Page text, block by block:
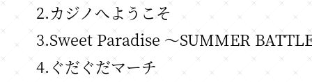
2.カジノへようこそ
3.Sweet Paradise ～SUMMER
4.ぐだぐだマーチ